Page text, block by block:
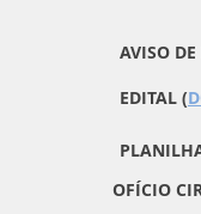
AVISO
EDITAL (
OFÍCIO